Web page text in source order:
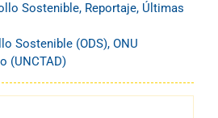
Sostenible, Reportaje, Últimas
Sostenible (ODS), ONU
(UNCTAD)